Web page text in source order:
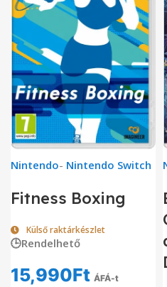
Nintendo- Nintendo Switch
Fitness Boxing
Külső raktárkészlet
🕒Rendelhető
15,990Ft ÁFÁ-t